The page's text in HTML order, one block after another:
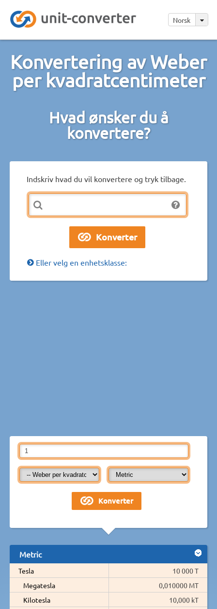
Norsk
Konvertering av Weber
per kvadratcentimeter
Hvad ønsker du å
konvertere?
Indskriv hvad du vil konvertere og tryk tilbage.
Eller velg en enhetsklasse:
Metric
Tesla
10 000 T
Megatesla
0,010000 MT
Kilotesla
10,000 kT